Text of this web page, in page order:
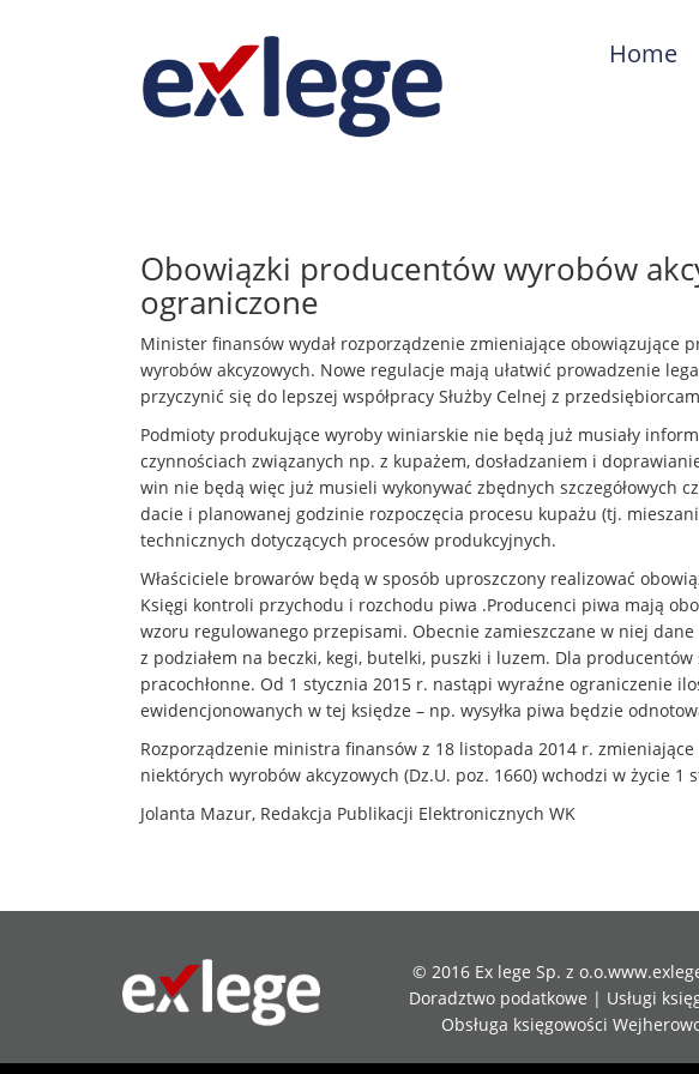
Home
Obowiązki producentów wyrobów
ograniczone
Minister finansów wydał rozporządzenie zmieniające obowiązujące
wyrobów akcyzowych. Nowe regulacje mają ułatwić prowadzenie
przyczynić się do lepszej współpracy Służby Celnej z
Podmioty produkujące wyroby winiarskie nie będą już musiały
czynnościach związanych np. z kupażem, dosładzaniem i
win nie będą więc już musieli wykonywać zbędnych szczegółowych
dacie i planowanej godzinie rozpoczęcia procesu kupażu (tj.
technicznych dotyczących procesów produkcyjnych.
Właściciele browarów będą w sposób uproszczony realizować
Księgi kontroli przychodu i rozchodu piwa .Producenci piwa mają
wzoru regulowanego przepisami. Obecnie zamieszczane w niej
z podziałem na beczki, kegi, butelki, puszki i luzem. Dla producentów
pracochłonne. Od 1 stycznia 2015 r. nastąpi wyraźne ograniczenie
ewidencjonowanych w tej księdze – np. wysyłka piwa będzie
Rozporządzenie ministra finansów z 18 listopada 2014 r.
niektórych wyrobów akcyzowych (Dz.U. poz. 1660) wchodzi w życie 1
Jolanta Mazur, Redakcja Publikacji Elektronicznych WK
© 2016 Ex lege Sp. z o.o.
Doradztwo podatkowe | Usługi
Obsługa księgowości